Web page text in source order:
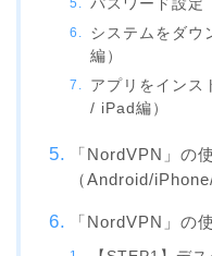
パスワード設定
システムをダ
編）
アプリをイン
/ iPad編）
「NordVPN」の
（Android/
「NordVPN」の